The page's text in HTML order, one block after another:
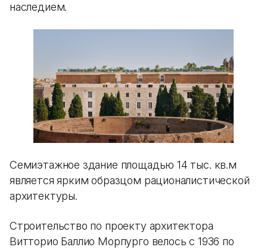
наследием.
Семиэтажное здание площадью 14 тыс. кв.м
является ярким образцом рационалистической
архитектуры.
Строительство по проекту архитектора
Витторио Баллио Морпурго велось с 1936 по